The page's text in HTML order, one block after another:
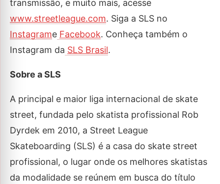
transmissão, e muito mais, acesse
www.streetleague.com. Siga a SLS no
Instagrame Facebook. Conheça também o
Instagram da SLS Brasil.
Sobre a SLS
A principal e maior liga internacional de skate
street, fundada pelo skatista profissional Rob
Dyrdek em 2010, a Street League
Skateboarding (SLS) é a casa do skate street
profissional, o lugar onde os melhores skatistas
da modalidade se reúnem em busca do título